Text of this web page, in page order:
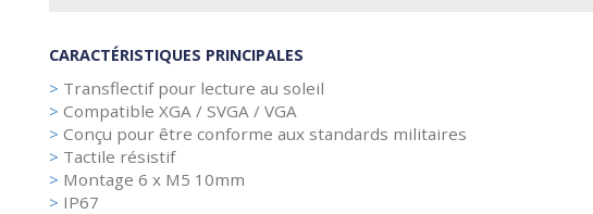
CARACTÉRISTIQUES PRINCIPALES
> Transflectif pour lecture au soleil
> Compatible XGA / SVGA / VGA
> Conçu pour être conforme aux standards militaires
> Tactile résistif
> Montage 6 x M5 10mm
> IP67